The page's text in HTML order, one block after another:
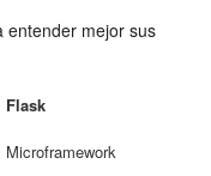
entender mejor sus
Flask
Microframework